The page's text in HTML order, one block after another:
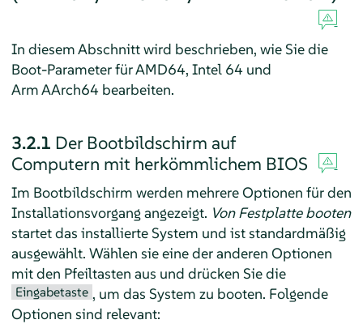
In diesem Abschnitt wird beschrieben, wie Sie die
Boot-Parameter für AMD64, Intel 64 und
Arm AArch64 bearbeiten.
3.2.1 Der Bootbildschirm auf
Computern mit herkömmlichem BIOS
Im Bootbildschirm werden mehrere Optionen für den
Installationsvorgang angezeigt. Von Festplatte booten
startet das installierte System und ist standardmäßig
ausgewählt. Wählen sie eine der anderen Optionen
mit den Pfeiltasten aus und drücken Sie die
Eingabetaste , um das System zu booten. Folgende
Optionen sind relevant: